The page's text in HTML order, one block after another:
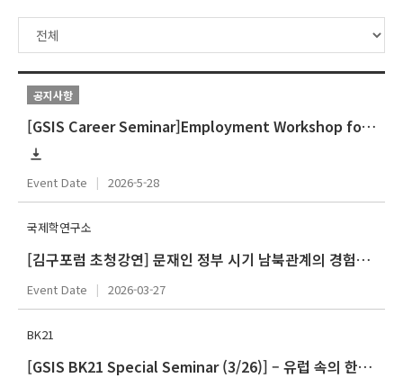
공지사항
[GSIS Career Seminar]Employment Workshop for International Students]
Event Date 2026-5-28
국제학연구소
[김구포럼 초청강연] 문재인 정부 시기 남북관계의 경험과 교훈
Event Date 2026-03-27
BK21
[GSIS BK21 Special Seminar (3/26)] – 유럽 속의 한국 연구: 현황과 기회